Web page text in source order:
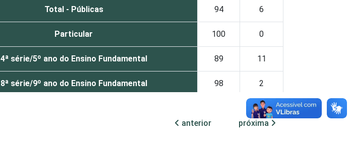
Total - Públicas 94 6
Particular 100 0
4ª série/5º ano do Ensino Fundamental 89 11
8ª série/9º ano do Ensino Fundamental 98 2
2
anterior próxima